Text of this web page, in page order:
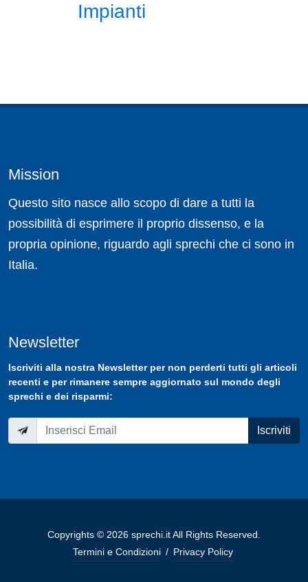
Impianti
Mission
Questo sito nasce allo scopo di dare a tutti la
possibilità di esprimere il proprio dissenso, e la
propria opinione, riguardo agli sprechi che ci sono in
Italia.
Newsletter
Iscriviti alla nostra Newsletterper non perderti tutti gli articoli
recenti e per rimanere sempre aggiornato sul mondo degli
sprechi e dei risparmi:
Iscriviti
Copyrights © 2026 sprechi.it All Rights Reserved.
Termini e Condizioni / Privacy Policy